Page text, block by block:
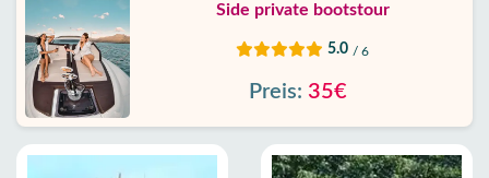
Side private bootstour
5.0 / 6
Preis: 35€